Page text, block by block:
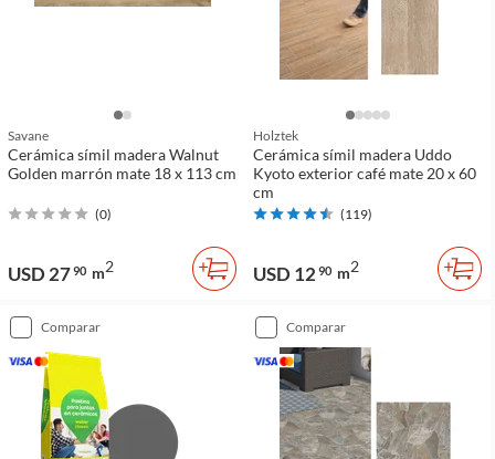
Savane
Cerámica símil madera Walnut
Golden marrón mate 18 x 113 cm
(0)
USD 2790 m2
Holztek
Cerámica símil madera Uddo
Kyoto exterior café mate 20 x 60
cm
(119)
USD 12 90 m2
comparar comparar